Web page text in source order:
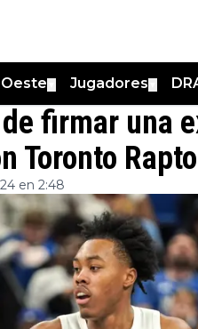
Oeste Jugadores
firmar una
Toronto
en 2:48